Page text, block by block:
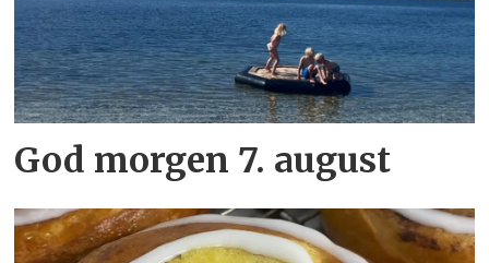
God morgen 7. august